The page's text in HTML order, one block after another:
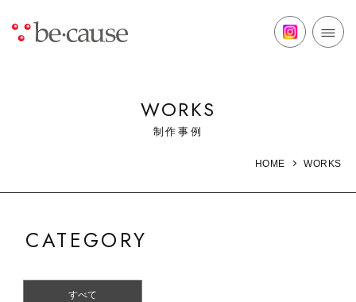
WORKS
制作事例
HOME WORKS
CATEGORY
すべて